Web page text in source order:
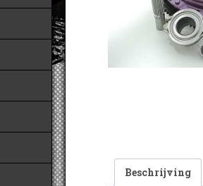
Beschrijving